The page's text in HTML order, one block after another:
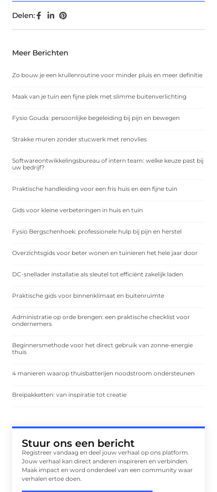
Delen:
Meer Berichten
Zo bouw je een krullenroutine voor minder pluis en meer definitie
Maak van je tuin een fijne plek met slimme buitenverlichting
Fysio Gouda: persoonlijke begeleiding bij pijn en bewegen
Strakke muren zonder stucwerk met renovlies
Softwareontwikkelingsbureau of intern team: welke keuze past bij
uw bedrijf?
Praktische handleiding voor een fris huis en een fijne tuin
Gids voor kleine verbeteringen in huis en tuin
Fysio Bergschenhoek: professionele hulp bij pijn en herstel
Overzichtsgids voor beter wonen en tuinieren het hele jaar door
DC-snellader installatie als sleutel tot efficiënt zakelijk laden
Praktische gids voor binnenklimaat en buitenruimte
Administratie op orde brengen: een praktische checklist voor
ondernemers
Beginnersmethode voor het direct gebruik van zonne-energie
thuis
4 manieren waarop thuisbatterijen noodstroom ondersteunen
Breipakketten: van inspiratie tot creatie
Stuur ons een bericht
Registreer vandaag en deel jouw verhaal op ons platform.
Jouw verhaal kan direct anderen inspireren en verbinden.
Maak impact en word onderdeel van een community waar
verhalen ertoe doen.